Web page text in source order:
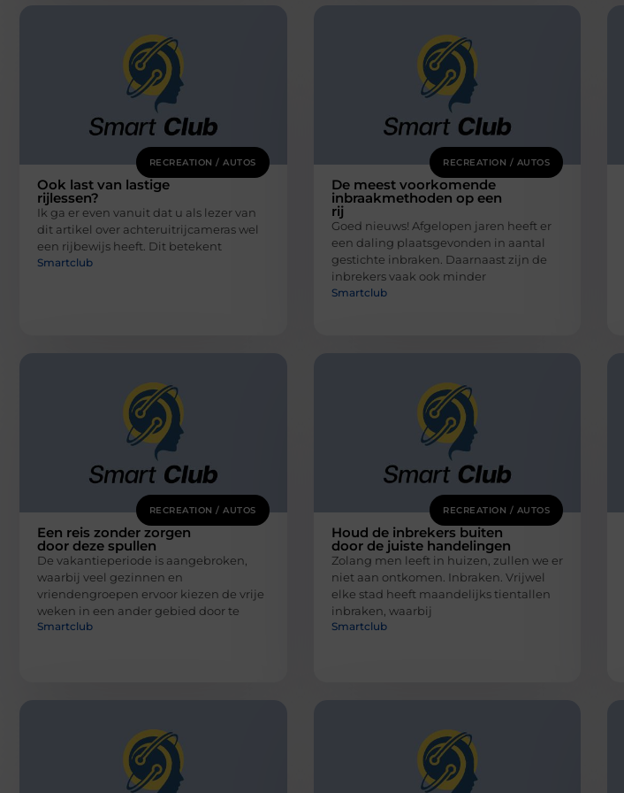
RECREATION / AUTOS
Ook last van lastige
rijlessen?
Ik ga er even vanuit dat u als lezer van
dit artikel over achteruitrijcameras wel
een rijbewijs heeft. Dit betekent
Smartclub
RECREATION / AUTOS
De meest voorkomende
inbraakmethoden op een
rij
Goed nieuws! Afgelopen jaren heeft er
een daling plaatsgevonden in aantal
gestichte inbraken. Daarnaast zijn de
inbrekers vaak ook minder
Smartclub
RECREATION / AUTOS
Een reis zonder zorgen
door deze spullen
De vakantieperiode is aangebroken,
waarbij veel gezinnen en
vriendengroepen ervoor kiezen de vrije
weken in een ander gebied door te
Smartclub
RECREATION / AUTOS
Houd de inbrekers buiten
door de juiste handelingen
Zolang men leeft in huizen, zullen we er
niet aan ontkomen. Inbraken. Vrijwel
elke stad heeft maandelijks tientallen
inbraken, waarbij
Smartclub